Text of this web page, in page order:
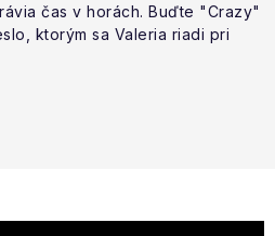
a platba
Blog
čas v horách. Buďte "Crazy"
ktorým sa Valeria riadi pri